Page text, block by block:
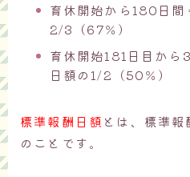
育休開始から180日
2/3（67％）
育休開始181日目か
日額の1/2（50％）
標準報酬日額 とは、標準
のことです。